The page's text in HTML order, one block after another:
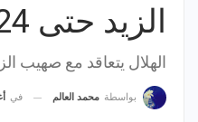
الزيد حتى 2024
الهلال يتعاقد مع صهيب
بواسطة محمد العالم في